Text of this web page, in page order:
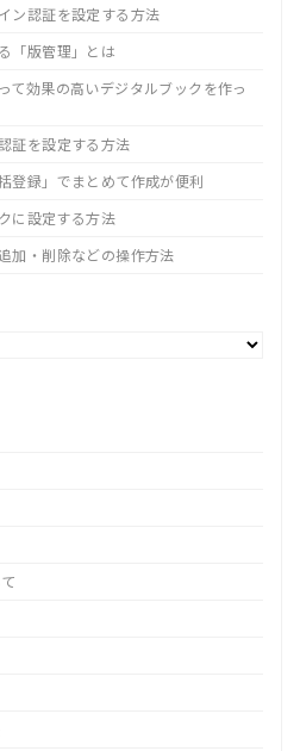
ン認証を設定する方法
「版管理」とは
て効果の高いデジタルブックを作っ
証を設定する方法
登録」でまとめて作成が便利
に設定する方法
加・削除などの操作方法